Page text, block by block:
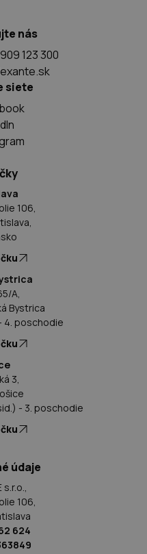
nás
123 300
siete
106,
A,
Bystrica
4. poschodie
3,
- 3. poschodie
údaje
s.r.o.,
106,
624